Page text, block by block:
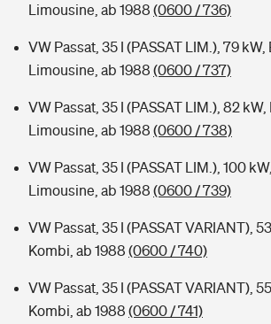
Limousine, ab 1988 (0600 / 736)
VW Passat, 35 I (PASSAT LIM.), 79 kW,
Limousine, ab 1988 (0600 / 737)
VW Passat, 35 I (PASSAT LIM.), 82 kW,
Limousine, ab 1988 (0600 / 738)
VW Passat, 35 I (PASSAT LIM.), 100
Limousine, ab 1988 (0600 / 739)
VW Passat, 35 I (PASSAT VARIANT),
Kombi, ab 1988 (0600 / 740)
VW Passat, 35 I (PASSAT VARIANT),
Kombi, ab 1988 (0600 / 741)